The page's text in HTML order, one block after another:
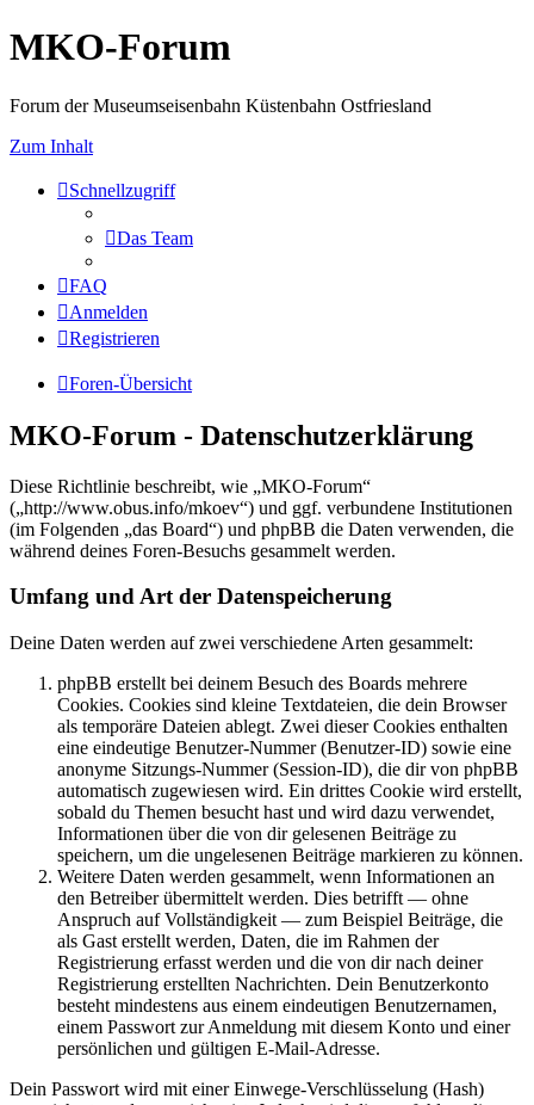
MKO-Forum
Forum der Museumseisenbahn Küstenbahn Ostfriesland
Zum Inhalt
Schnellzugriff
Das Team
FAQ
Anmelden
Registrieren
Foren-Übersicht
MKO-Forum - Datenschutzerklärung
Diese Richtlinie beschreibt, wie „MKO-Forum“
(„http://www.obus.info/mkoev“) und ggf. verbundene Institutionen
(im Folgenden „das Board“) und phpBB die Daten verwenden, die
während deines Foren-Besuchs gesammelt werden.
Umfang und Art der Datenspeicherung
Deine Daten werden auf zwei verschiedene Arten gesammelt:
phpBB erstellt bei deinem Besuch des Boards mehrere
Cookies. Cookies sind kleine Textdateien, die dein Browser
als temporäre Dateien ablegt. Zwei dieser Cookies enthalten
eine eindeutige Benutzer-Nummer (Benutzer-ID) sowie eine
anonyme Sitzungs-Nummer (Session-ID), die dir von phpBB
automatisch zugewiesen wird. Ein drittes Cookie wird erstellt,
sobald du Themen besucht hast und wird dazu verwendet,
Informationen über die von dir gelesenen Beiträge zu
speichern, um die ungelesenen Beiträge markieren zu können.
Weitere Daten werden gesammelt, wenn Informationen an
den Betreiber übermittelt werden. Dies betrifft — ohne
Anspruch auf Vollständigkeit — zum Beispiel Beiträge, die
als Gast erstellt werden, Daten, die im Rahmen der
Registrierung erfasst werden und die von dir nach deiner
Registrierung erstellten Nachrichten. Dein Benutzerkonto
besteht mindestens aus einem eindeutigen Benutzernamen,
einem Passwort zur Anmeldung mit diesem Konto und einer
persönlichen und gültigen E-Mail-Adresse.
Dein Passwort wird mit einer Einwege-Verschlüsselung (Hash)